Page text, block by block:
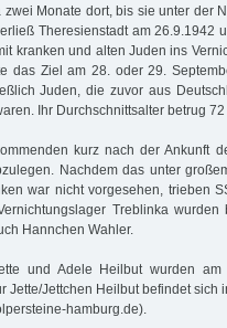
Monate dort, bis sie unter der
Theresienstadt am 26.9.1942
kranken und alten Juden ins
das Ziel am 28. oder 29.
Juden, die zuvor aus
Ihr Durchschnittsalter betrug
kurz nach der Ankunft
Nachdem das unter
war nicht vorgesehen, trieben
Treblinka
Hannchen Wahler.
und Adele Heilbut wurden
Jette/Jettchen Heilbut befindet sich
hamburg.de).